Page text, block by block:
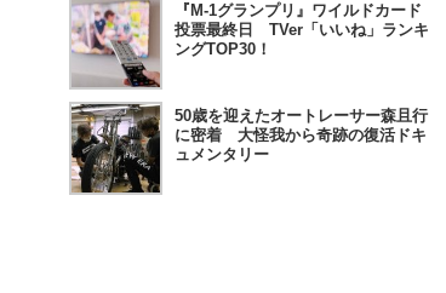
『M-1グランプリ』ワイルドカード
投票最終日 TVer「いいね」ランキ
ングTOP30！
50歳を迎えたオートレーサー森且行
に密着 大怪我から奇跡の復活ドキ
ュメンタリー